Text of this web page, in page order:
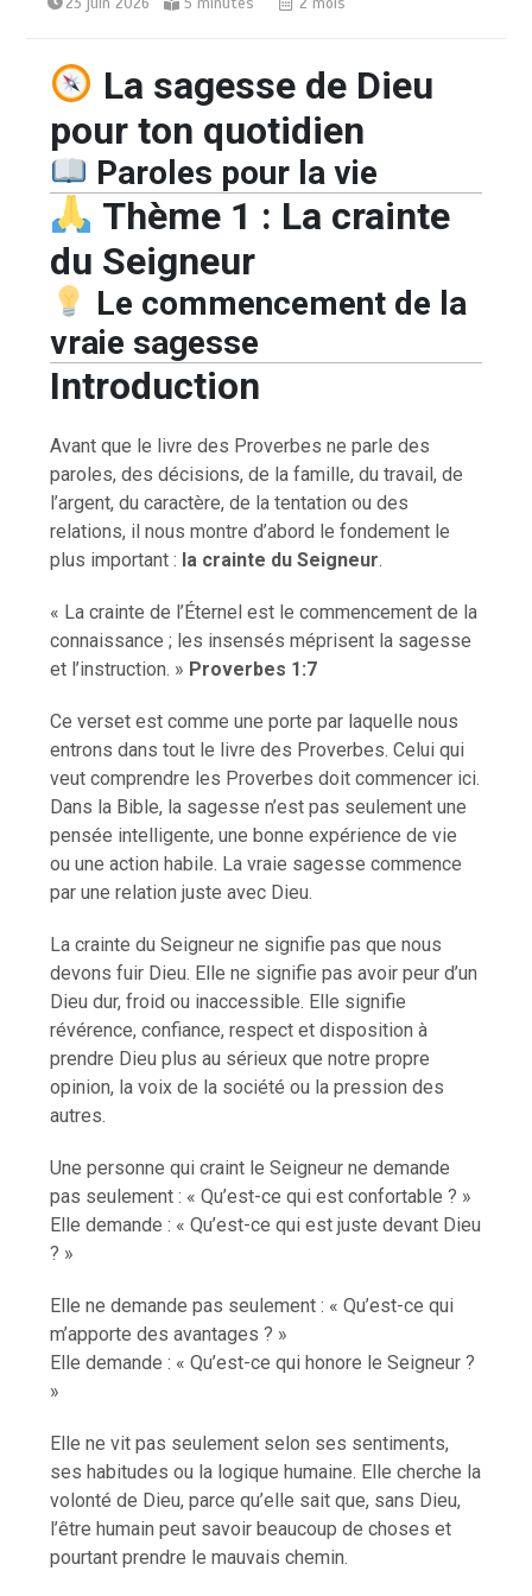
La sagesse de Dieu
pour ton quotidien
Paroles pour la vie
Thème 1 : La crainte
du Seigneur
Le commencement de la
vraie sagesse
Introduction
Avant que le livre des Proverbes ne parle des
paroles, des décisions, de la famille, du travail, de
l’argent, du caractère, de la tentation ou des
relations, il nous montre d’abord le fondement le
plus important : la crainte du Seigneur.
« La crainte de l’Éternel est le commencement de la
connaissance ; les insensés méprisent la sagesse
et l’instruction. » Proverbes 1:7
Ce verset est comme une porte par laquelle nous
entrons dans tout le livre des Proverbes. Celui qui
veut comprendre les Proverbes doit commencer ici.
Dans la Bible, la sagesse n’est pas seulement une
pensée intelligente, une bonne expérience de vie
ou une action habile. La vraie sagesse commence
par une relation juste avec Dieu.
La crainte du Seigneur ne signifie pas que nous
devons fuir Dieu. Elle ne signifie pas avoir peur d’un
Dieu dur, froid ou inaccessible. Elle signifie
révérence, confiance, respect et disposition à
prendre Dieu plus au sérieux que notre propre
opinion, la voix de la société ou la pression des
autres.
Une personne qui craint le Seigneur ne demande
pas seulement : « Qu’est-ce qui est confortable ? »
Elle demande : « Qu’est-ce qui est juste devant Dieu
? »
Elle ne demande pas seulement : « Qu’est-ce qui
m’apporte des avantages ? »
Elle demande : « Qu’est-ce qui honore le Seigneur ?
»
Elle ne vit pas seulement selon ses sentiments,
ses habitudes ou la logique humaine. Elle cherche la
volonté de Dieu, parce qu’elle sait que, sans Dieu,
l’être humain peut savoir beaucoup de choses et
pourtant prendre le mauvais chemin.